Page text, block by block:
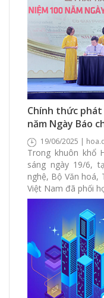
Chính thức
năm Ngày Báo
19/06/2025 |
Trong khuôn khổ
sáng ngày 19/6,
nghệ, Bộ Văn hoá,
Việt Nam đã phối